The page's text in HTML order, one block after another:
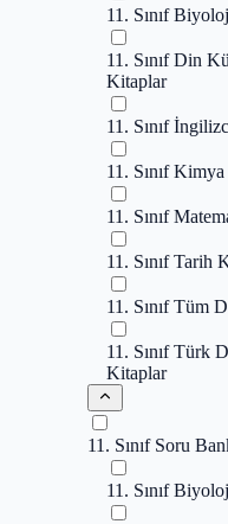
11. Sınıf
11. Sınıf Din
Kitaplar
11. Sınıf
11. Sınıf
11. Sınıf
11. Sınıf Tarih
11. Sınıf Tüm
11. Sınıf Türk
Kitaplar
11. Sınıf Soru
11. Sınıf